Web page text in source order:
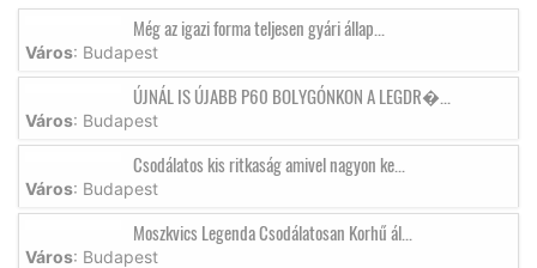
Még az igazi forma teljesen gyári állap...
Város: Budapest
ÚJNÁL IS ÚJABB P60 BOLYGÓNKON A LEGDR�...
Város: Budapest
Csodálatos kis ritkaság amivel nagyon ke...
Város: Budapest
Moszkvics Legenda Csodálatosan Korhű ál...
Város: Budapest